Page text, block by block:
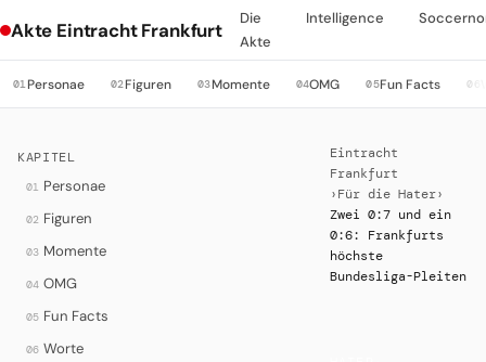
Akte Eintracht Frankfurt
Die
Akte
Intelligence
01Personae 02Figuren 03Momente 04OMG 05Fun Facts 06
KAPITEL
01 Personae
02 Figuren
03 Momente
04 OMG
05 Fun Facts
06 Worte
Eintracht
Frankfurt
› Für die Hater›
Zwei 0:7 und ein
0:6: Frankfurts
höchste
Bundesliga-Pleiten